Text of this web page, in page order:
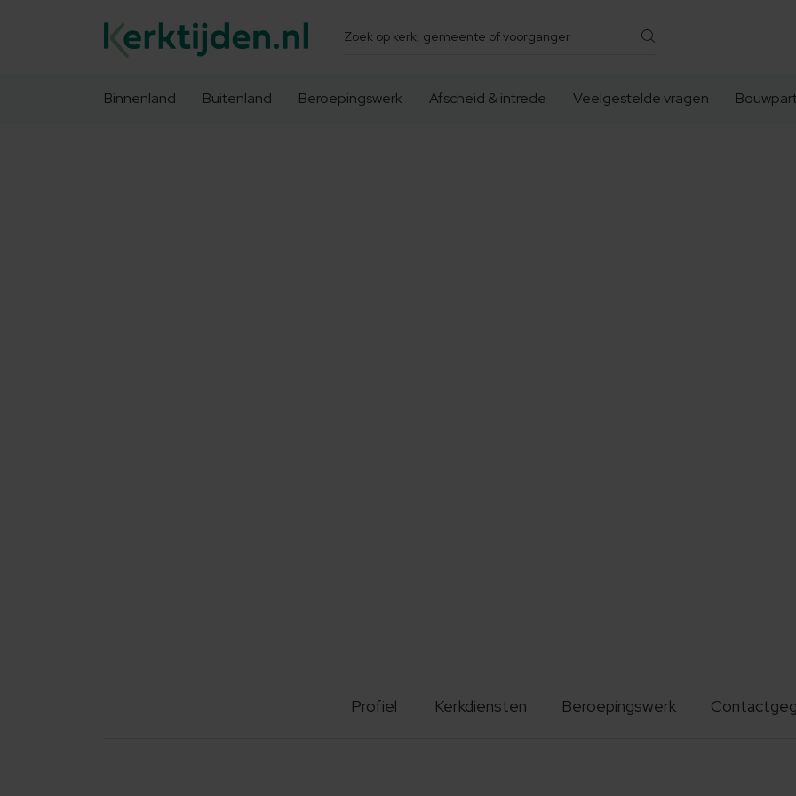
Zoeken
Binnenland Buitenland Beroepingswerk Afscheid & intrede Veelgestelde vragen
Profiel Kerkdiensten Beroepingswerk